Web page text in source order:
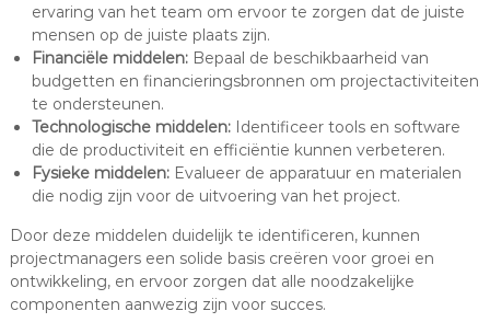
ervaring van het team om ervoor te zorgen dat de juiste
mensen op de juiste plaats zijn.
Financiële middelen:Bepaal de beschikbaarheid van
budgetten en financieringsbronnen om projectactiviteiten
te ondersteunen.
Technologische middelen:Identificeer tools en software
die de productiviteit en efficiëntie kunnen verbeteren.
Fysieke middelen:Evalueer de apparatuur en materialen
die nodig zijn voor de uitvoering van het project.
Door deze middelen duidelijk te identificeren, kunnen
projectmanagers een solide basis creëren voor groei en
ontwikkeling, en ervoor zorgen dat alle noodzakelijke
componenten aanwezig zijn voor succes.